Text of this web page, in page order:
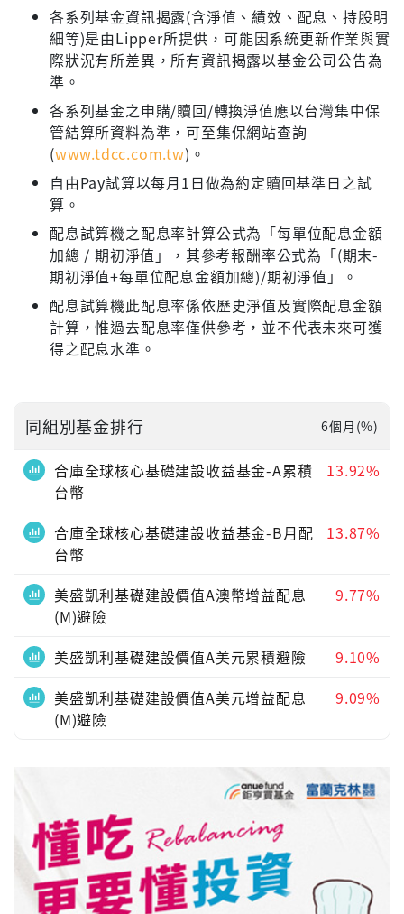
各系列基金資訊揭露(含淨值、績效、配息、持股明
細等)是由Lipper所提供，可能因系統更新作業與實
際狀況有所差異，所有資訊揭露以基金公司公告為
準。
各系列基金之申購/贖回/轉換淨值應以台灣集中保
管結算所資料為準，可至集保網站查詢
(www.tdcc.com.tw)。
自由Pay試算以每月1日做為約定贖回基準日之試
算。
配息試算機之配息率計算公式為「每單位配息金額
加總 / 期初淨值」，其參考報酬率公式為「(期末-
期初淨值+每單位配息金額加總)/期初淨值」。
配息試算機此配息率係依歷史淨值及實際配息金額
計算，惟過去配息率僅供參考，並不代表未來可獲
得之配息水準。
同組別基金排行 6個月(%)
合庫全球核心基礎建設收益基金-A累積
台幣
13.92%
合庫全球核心基礎建設收益基金-B月配
台幣
13.87%
美盛凱利基礎建設價值A澳幣增益配息
(M)避險
9.77%
美盛凱利基礎建設價值A美元累積避險
9.10%
美盛凱利基礎建設價值A美元增益配息
(M)避險
9.09%